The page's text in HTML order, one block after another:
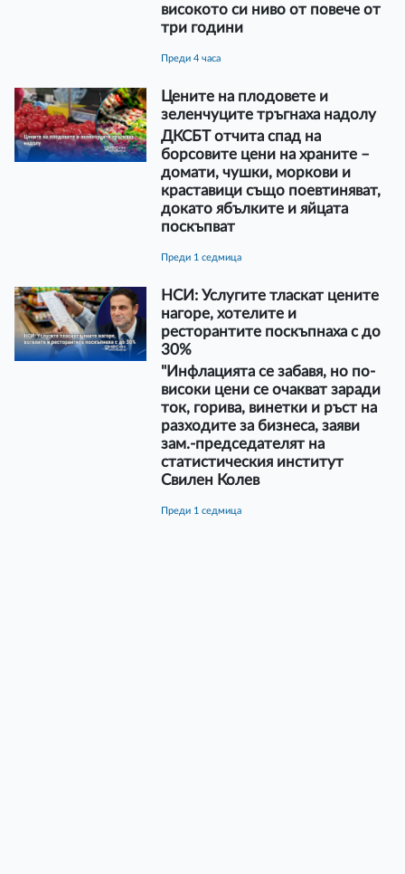
високото си ниво от повече от
три години
преди 4 часа
Цените на плодовете и
зеленчуците тръгнаха надолу
ДКСБТ отчита спад на
борсовите цени на храните –
домати, чушки, моркови и
краставици също поевтиняват,
докато ябълките и яйцата
поскъпват
преди 1 седмица
НСИ: Услугите тласкат цените
нагоре, хотелите и
ресторантите поскъпнаха с до
30%
"Инфлацията се забавя, но по-
високи цени се очакват заради
ток, горива, винетки и ръст на
разходите за бизнеса, заяви
зам.-председателят на
статистическия институт
Свилен Колев
преди 1 седмица